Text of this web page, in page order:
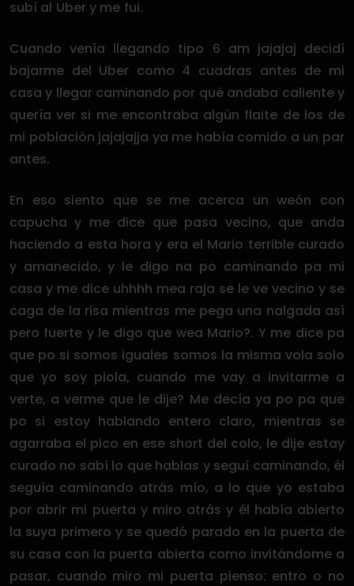
subí al Uber y me fui.
Cuando venía llegando tipo 6 am jajajaj decidí
bajarme del Uber como 4 cuadras antes de mi
casa y llegar caminando por qué andaba caliente y
quería ver si me encontraba algún flaite de los de
mi población jajajajja ya me había comido a un par
antes.
En eso siento que se me acerca un weón con
capucha y me dice que pasa vecino, que anda
haciendo a esta hora y era el Mario terrible curado
y amanecido, y le digo na po caminando pa mi
casa y me dice uhhhh mea raja se le ve vecino y se
caga de la risa mientras me pega una nalgada así
pero fuerte y le digo que wea Mario?. Y me dice pa
que po si somos iguales somos la misma vola solo
que yo soy piola, cuando me vay a invitarme a
verte, a verme que le dije? Me decía ya po pa que
po si estoy hablando entero claro, mientras se
agarraba el pico en ese short del colo, le dije estay
curado no sabí lo que hablas y seguí caminando, él
seguía caminando atrás mío, a lo que yo estaba
por abrir mi puerta y miro atrás y él había abierto
la suya primero y se quedó parado en la puerta de
su casa con la puerta abierta como invitándome a
pasar, cuando miro mi puerta pienso: entro o no